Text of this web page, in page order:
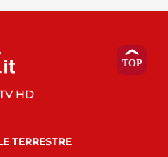
HD
TERRESTRE